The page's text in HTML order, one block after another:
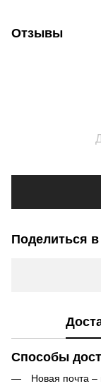
Отзывы
Поделиться в
Способы
Новая почта –